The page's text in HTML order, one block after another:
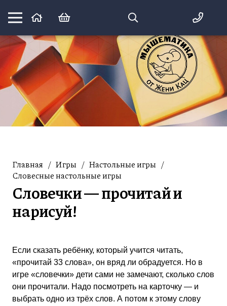
Математика вприпрыжку:
идеи и игры для детей и их родителей
Главная / Игры / Настольные игры /
Словесные настольные игры
Словечки — прочитай и
нарисуй!
Если сказать ребёнку, который учится читать,
«прочитай 33 слова», он вряд ли обрадуется. Но в
игре «словечки» дети сами не замечают, сколько слов
они прочитали. Надо посмотреть на карточку — и
выбрать одно из трёх слов. А потом к этому слову